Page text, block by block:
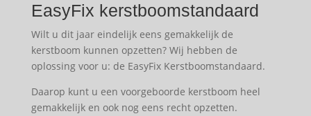
EasyFix kerstboomstandaard
Wilt u dit jaar eindelijk eens gemakkelijk de
kerstboom kunnen opzetten? Wij hebben de
oplossing voor u: de EasyFix Kerstboomstandaard.
Daarop kunt u een voorgeboorde kerstboom heel
gemakkelijk en ook nog eens recht opzetten.